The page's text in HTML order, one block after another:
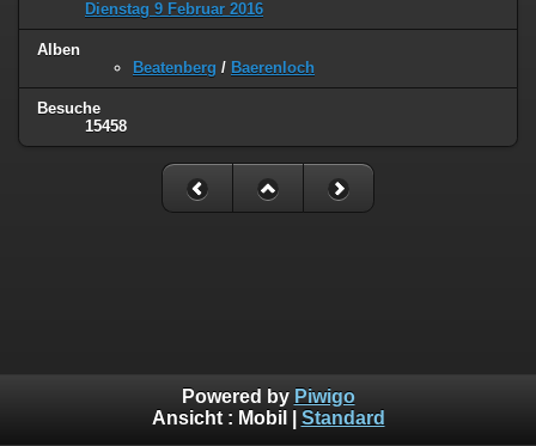
Dienstag 9 Februar 2016
Alben
Beatenberg / Baerenloch
Besuche
15458
Powered by Piwigo
Ansicht : Mobil Standard